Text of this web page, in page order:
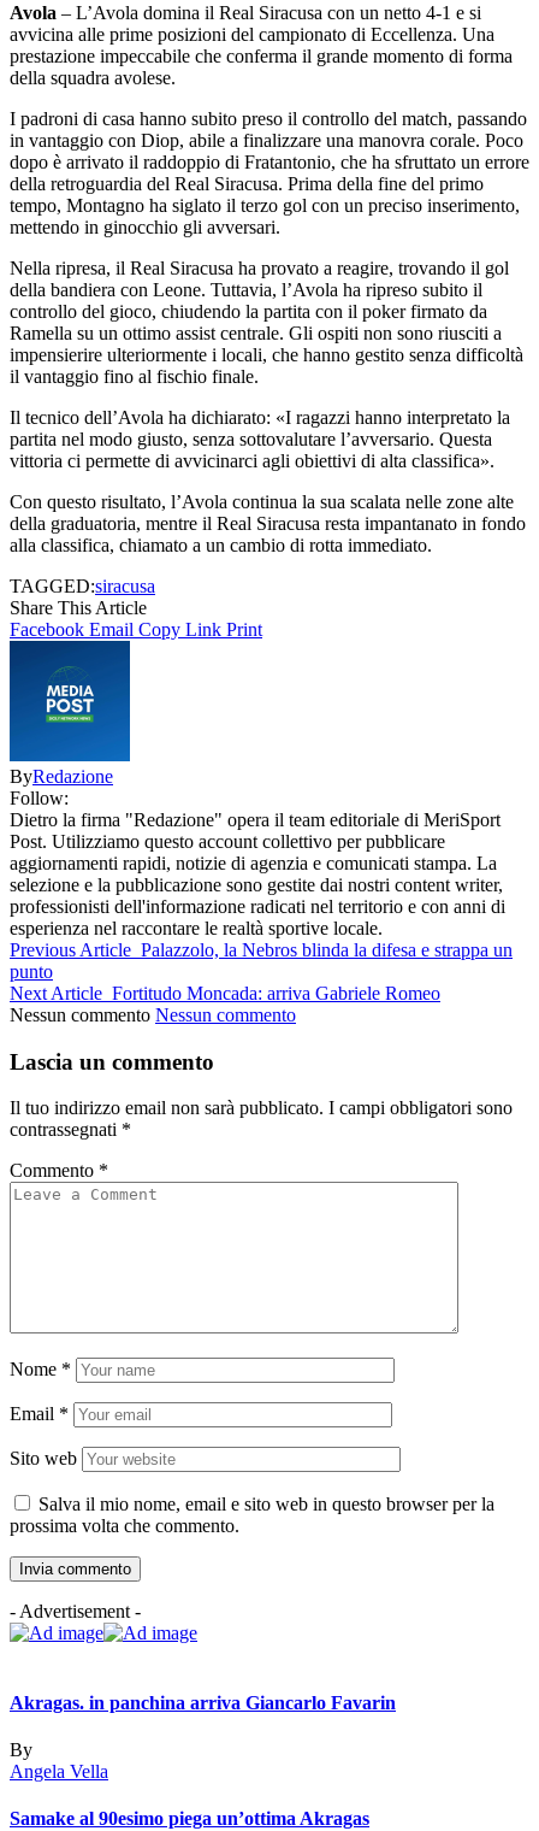
Avola – L’Avola domina il Real Siracusa con un netto 4-1 e si
avvicina alle prime posizioni del campionato di Eccellenza. Una
prestazione impeccabile che conferma il grande momento di forma
della squadra avolese.
I padroni di casa hanno subito preso il controllo del match, passando
in vantaggio con Diop, abile a finalizzare una manovra corale. Poco
dopo è arrivato il raddoppio di Fratantonio, che ha sfruttato un errore
della retroguardia del Real Siracusa. Prima della fine del primo
tempo, Montagno ha siglato il terzo gol con un preciso inserimento,
mettendo in ginocchio gli avversari.
Nella ripresa, il Real Siracusa ha provato a reagire, trovando il gol
della bandiera con Leone. Tuttavia, l’Avola ha ripreso subito il
controllo del gioco, chiudendo la partita con il poker firmato da
Ramella su un ottimo assist centrale. Gli ospiti non sono riusciti a
impensierire ulteriormente i locali, che hanno gestito senza difficoltà
il vantaggio fino al fischio finale.
Il tecnico dell’Avola ha dichiarato: «I ragazzi hanno interpretato la
partita nel modo giusto, senza sottovalutare l’avversario. Questa
vittoria ci permette di avvicinarci agli obiettivi di alta classifica».
Con questo risultato, l’Avola continua la sua scalata nelle zone alte
della graduatoria, mentre il Real Siracusa resta impantanato in fondo
alla classifica, chiamato a un cambio di rotta immediato.
TAGGED:siracusa
Share This Article
Facebook Email Copy Link Print
ByRedazione
Follow:
Dietro la firma "Redazione" opera il team editoriale di MeriSport
Post. Utilizziamo questo account collettivo per pubblicare
aggiornamenti rapidi, notizie di agenzia e comunicati stampa. La
selezione e la pubblicazione sono gestite dai nostri content writer,
professionisti dell'informazione radicati nel territorio e con anni di
esperienza nel raccontare le realtà sportive locale.
Previous Article Palazzolo, la Nebros blinda la difesa e strappa un
punto
Next Article Fortitudo Moncada: arriva Gabriele Romeo
Nessun commento Nessun commento
Lascia un commento
Il tuo indirizzo email non sarà pubblicato. I campi obbligatori sono
contrassegnati *
Commento *
Nome *
Email *
Sito web
Salva il mio nome, email e sito web in questo browser per la
prossima volta che commento.
- Advertisement -
Akragas. in panchina arriva Giancarlo Favarin
By
Angela Vella
Samake al 90esimo piega un’ottima Akragas